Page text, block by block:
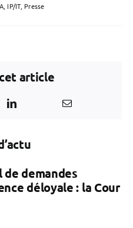
, IP/IT, Presse
article
demandes
déloyale : la Cour